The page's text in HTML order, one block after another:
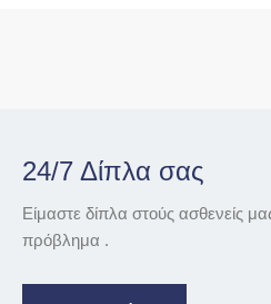
24/7 Δίπλα σας
Είμαστε δίπλα στούς ασθενείς
πρόβλημα .